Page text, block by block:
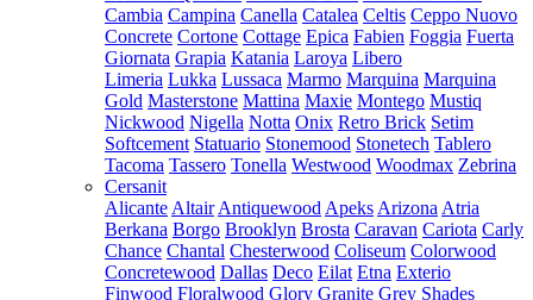
Cambia Campina Canella Catalea Celtis Ceppo Nuovo
Concrete Cortone Cottage Epica Fabien Foggia Fuerta
Giornata Grapia Katania Laroya Libero
Limeria Lukka Lussaca Marmo Marquina Marquina
Gold Masterstone Mattina Maxie Montego Mustiq
Nickwood Nigella Notta Onix Retro Brick Setim
Softcement Statuario Stonemood Stonetech Tablero
Tacoma Tassero Tonella Westwood Woodmax Zebrina
Cersanit
Alicante Altair Antiquewood Apeks Arizona Atria
Berkana Borgo Brooklyn Brosta Caravan Cariota Carly
Chance Chantal Chesterwood Coliseum Colorwood
Concretewood Dallas Deco Eilat Etna Exterio
Finwood Floralwood Glory Granite Grey Shades